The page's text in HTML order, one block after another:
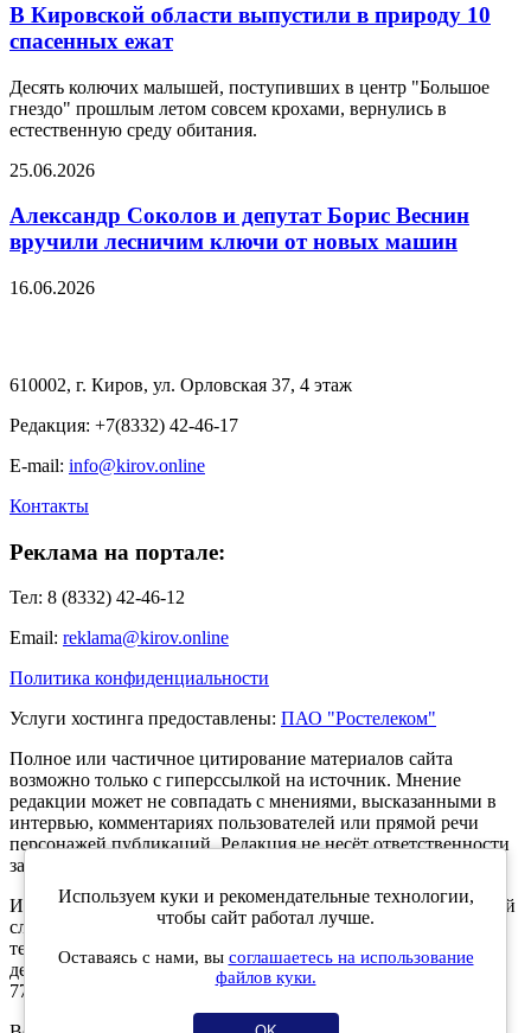
В Кировской области выпустили в природу 10
спасенных ежат
Десять колючих малышей, поступивших в центр "Большое
гнездо" прошлым летом совсем крохами, вернулись в
естественную среду обитания.
25.06.2026
Александр Соколов и депутат Борис Веснин
вручили лесничим ключи от новых машин
16.06.2026
610002, г. Киров, ул. Орловская 37, 4 этаж
Редакция: +7(8332) 42-46-17
E-mail: info@kirov.online
Контакты
Реклама на портале:
Тел: 8 (8332) 42-46-12
Email: reklama@kirov.online
Политика конфиденциальности
Услуги хостинга предоставлены: ПАО "Ростелеком"
Полное или частичное цитирование материалов сайта
возможно только с гиперссылкой на источник. Мнение
редакции может не совпадать с мнениями, высказанными в
интервью, комментариях пользователей или прямой речи
персонажей публикаций. Редакция не несёт ответственности
за текст комментариев читателей.
Интернет-портал Kirov.online зарегистрирован в Федеральной
службе по надзору в сфере связи, информационных
технологий и массовых коммуникаций (Роскомнадзор) 5
декабря 2019 года. Регистрационный номер ЭЛ № ФС 77 -
77189.
Используем куки и рекомендательные технологии,
чтобы сайт работал лучше.
Оставаясь с нами, вы соглашаетесь на использование
файлов куки.